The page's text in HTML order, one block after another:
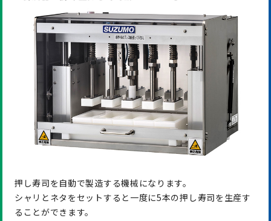
押し寿司を自動で製造する機械になります。
シャリとネタをセットすると一度に5本の押し寿司を生産す
ることができます。